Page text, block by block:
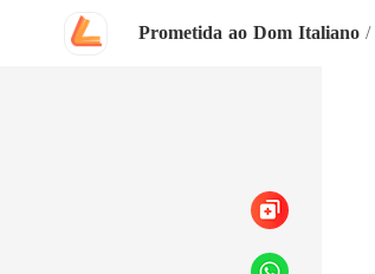
Prometida ao Dom Italiano /